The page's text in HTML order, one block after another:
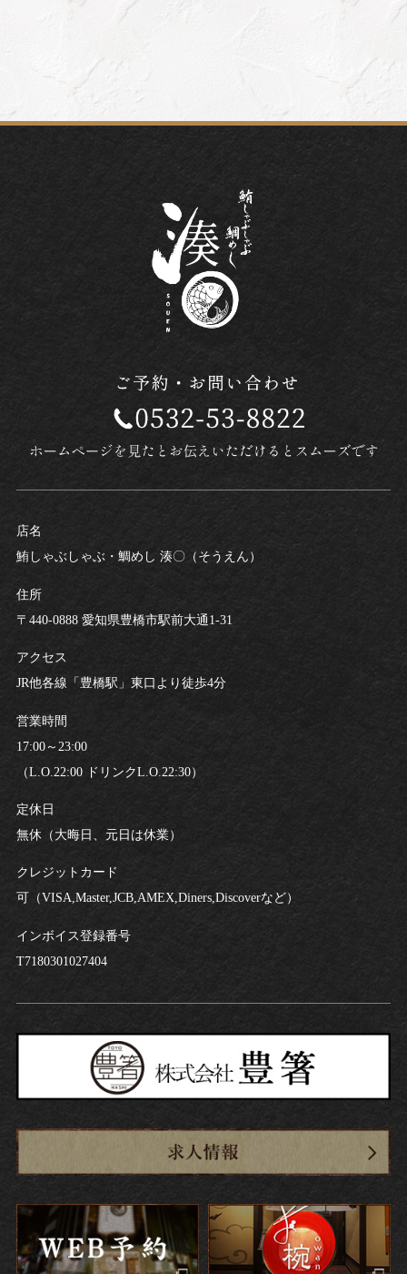
店名
鮪しゃぶしゃぶ・鯛めし 湊〇（そうえん）
住所
〒440-0888 愛知県豊橋市駅前大通1-31
アクセス
JR他各線「豊橋駅」東口より徒歩4分
営業時間
17:00～23:00
（L.O.22:00 ドリンクL.O.22:30）
定休日
無休（大晦日、元日は休業）
クレジットカード
可（VISA,Master,JCB,AMEX,Diners,Discoverなど）
インボイス登録番号
T7180301027404